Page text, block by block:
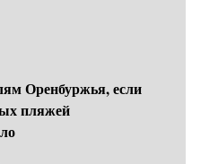
Оренбуржья, если
пляжей